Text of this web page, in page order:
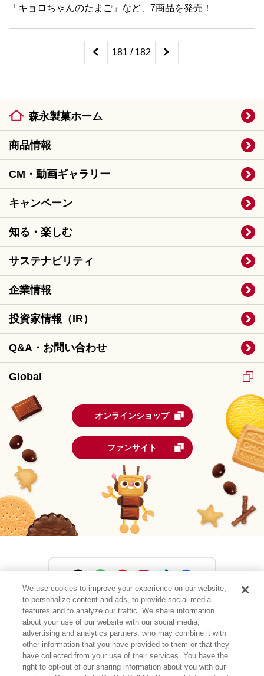
「キョロちゃんのたまご」など、7商品を発売！
181 / 182
森永製菓ホーム
商品情報
CM・動画ギャラリー
キャンペーン
知る・楽しむ
サステナビリティ
企業情報
投資家情報（IR）
Q&A・お問い合わせ
Global
オンラインショップ
ファンサイト
森永製菓公式アカウント一覧
サイトマップ RSSの配信について
プライバシーポリシー
We use cookies to improve your experience on our website,
to personalize content and ads, to provide social media
features and to analyze our traffic. We share information
about your use of our website with our social media,
advertising and analytics partners, who may combine it with
other information that you have provided to them or that they
have collected from your use of their services. You have the
right to opt-out of our sharing information about you with our